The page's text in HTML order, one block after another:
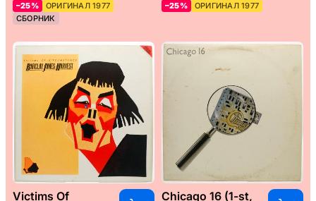
–25%
ОРИГИНАЛ 1977
СБОРНИК
–25% ОРИГИНАЛ 1977
Victims Of Chicago 16 (1-st,